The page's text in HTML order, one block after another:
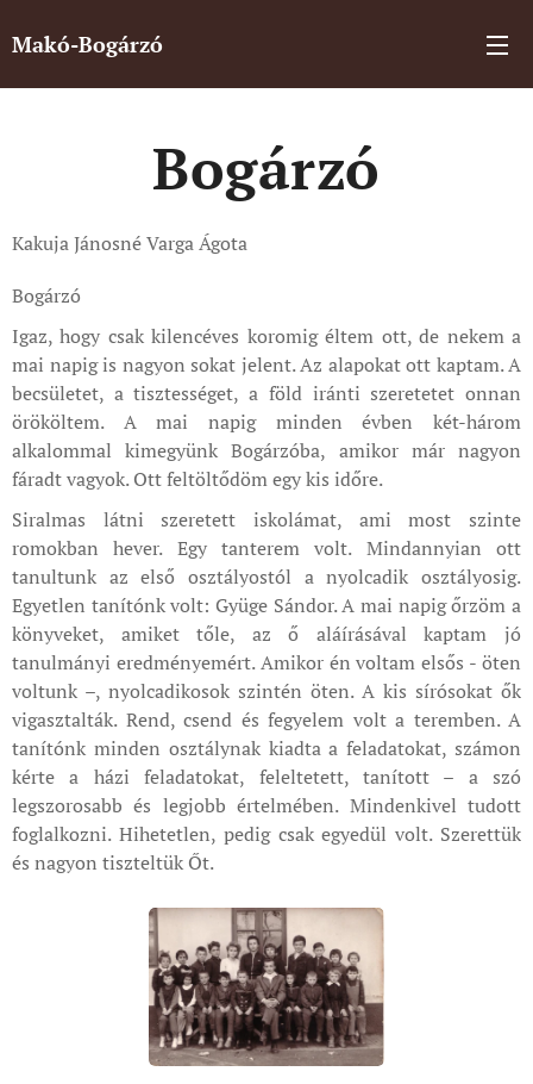
Makó-Bogárzó
Bogárzó
Kakuja Jánosné Varga Ágota
Bogárzó
Igaz, hogy csak kilencéves koromig éltem ott, de nekem a
mai napig is nagyon sokat jelent. Az alapokat ott kaptam. A
becsületet, a tisztességet, a föld iránti szeretetet onnan
örököltem. A mai napig minden évben két-három
alkalommal kimegyünk Bogárzóba, amikor már nagyon
fáradt vagyok. Ott feltöltődöm egy kis időre.
Siralmas látni szeretett iskolámat, ami most szinte
romokban hever. Egy tanterem volt. Mindannyian ott
tanultunk az első osztályostól a nyolcadik osztályosig.
Egyetlen tanítónk volt: Gyüge Sándor. A mai napig őrzöm a
könyveket, amiket tőle, az ő aláírásával kaptam jó
tanulmányi eredményemért. Amikor én voltam elsős - öten
voltunk –, nyolcadikosok szintén öten. A kis sírósokat ők
vigasztalták. Rend, csend és fegyelem volt a teremben. A
tanítónk minden osztálynak kiadta a feladatokat, számon
kérte a házi feladatokat, feleltetett, tanított – a szó
legszorosabb és legjobb értelmében. Mindenkivel tudott
foglalkozni. Hihetetlen, pedig csak egyedül volt. Szerettük
és nagyon tiszteltük Őt.